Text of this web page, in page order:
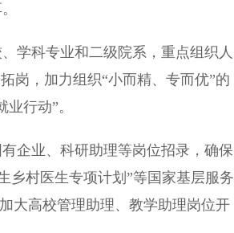
学科专业和二级院系，重点组织人
岗，加力组织“小而精、专而优”的
行动”。
企业、科研助理等岗位招录，确保
乡村医生专项计划”等国家基层服务
大高校管理助理、教学助理岗位开